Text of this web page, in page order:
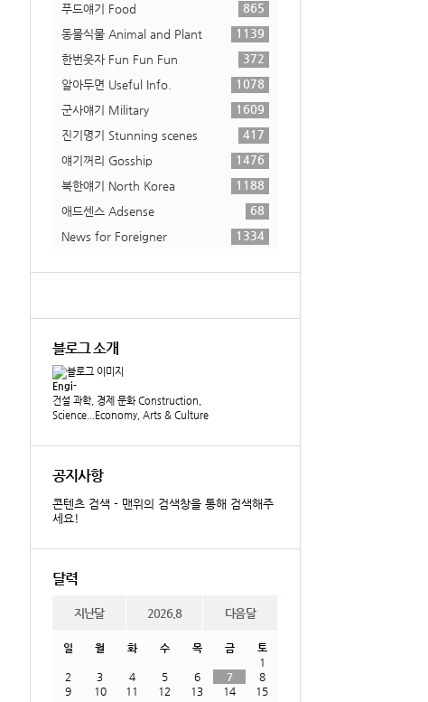
푸드얘기 Food
865
동물식물 Animal and Plant
1139
한번웃자 Fun Fun Fun
372
알아두면 Useful Info.
1078
군사얘기 Military
1609
진기명기 Stunning scenes
417
얘기꺼리 Gosship
1476
북한얘기 North Korea
1188
애드센스 Adsense
68
News for Foreigner
1334
블로그 소개
Engi-
건설 과학, 경제 문화 Construction,
Science...Economy, Arts & Culture
공지사항
콘텐츠 검색 - 맨위의 검색창을 통해 검색해주
세요!
달력
지난달 2026.8 다음달
일 월 화 수 목 금
토
1
2
3 4 5 6 7
8
9
10 11 12 13 14
15